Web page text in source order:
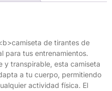
de tirantes de
para tus entrenamientos.
y transpirable, esta camiseta
a tu cuerpo, permitiendo
actividad física. El